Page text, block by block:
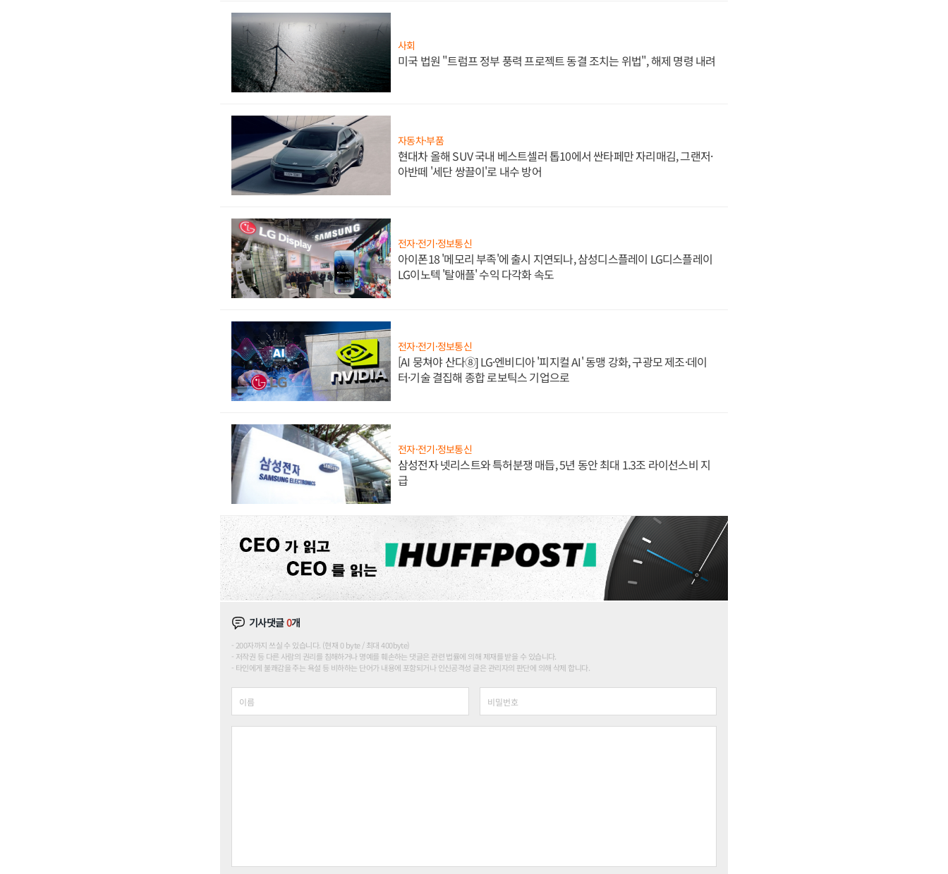
사회
미국 법원 "트럼프 정부 풍력 프로젝트 동결 조치는 위법", 해제 명령 내려
자동차·부품
현대차 올해 SUV 국내 베스트셀러 톱10에서 싼타페만 자리매김, 그랜저·
아반떼 '세단 쌍끌이'로 내수 방어
전자·전기·정보통신
아이폰18 '메모리 부족'에 출시 지연되나, 삼성디스플레이 LG디스플레이
LG이노텍 '탈애플' 수익 다각화 속도
전자·전기·정보통신
[AI 뭉쳐야 산다⑧] LG·엔비디아 '피지컬 AI' 동맹 강화, 구광모 제조·데이
터·기술 결집해 종합 로보틱스 기업으로
전자·전기·정보통신
삼성전자 넷리스트와 특허분쟁 매듭, 5년 동안 최대 1.3조 라이선스비 지
급
기사댓글0개
200자까지 쓰실 수 있습니다. (현재 0 byte / 최대 400byte)
저작권 등 다른 사람의 권리를 침해하거나 명예를 훼손하는 댓글은 관련 법률에 의해 제재를 받을 수 있습니다.
타인에게 불쾌감을 주는 욕설 등 비하하는 단어가 내용에 포함되거나 인신공격성 글은 관리자의 판단에 의해 삭제 합니다.